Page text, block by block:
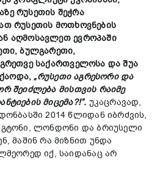
რუსეთის შეჭრა
რუსეთის მოთხოვნების
აღმოსავლეთ ევროპაში
ბულგარეთი,
საქართველოსა და შუა
,„რუსეთი აგრესორი და
შეიძლება მისთვის რაიმე
მიცემა?!”. უკაცრავად,
2014 წლიდან იბრძვის,
ლონდონი და ბრიუსელი
მაშინ რა მიზნით უნდა
იქ, საიდანაც არ